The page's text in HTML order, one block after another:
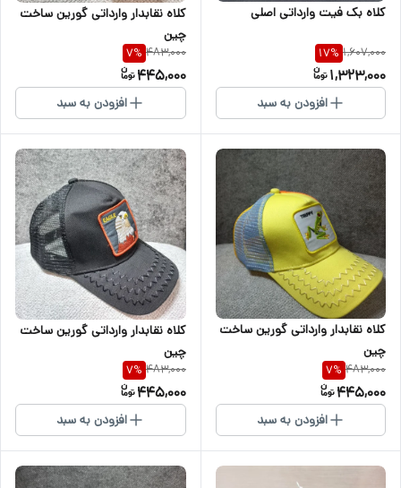
کلاه بک فیت وارداتی اصلی
1,607,000
17%
1,323,000
افزودن به سبد
کلاه نقابدار وارداتی گورین ساخت
چین
483,000
7%
445,000
افزودن به سبد
کلاه نقابدار وارداتی گورین ساخت
چین
483,000
7%
445,000
افزودن به سبد
کلاه نقابدار وارداتی گورین ساخت
چین
483,000
7%
445,000
افزودن به سبد